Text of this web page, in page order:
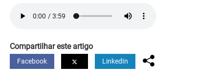
Compartilhar este artigo
Facebook LinkedIn